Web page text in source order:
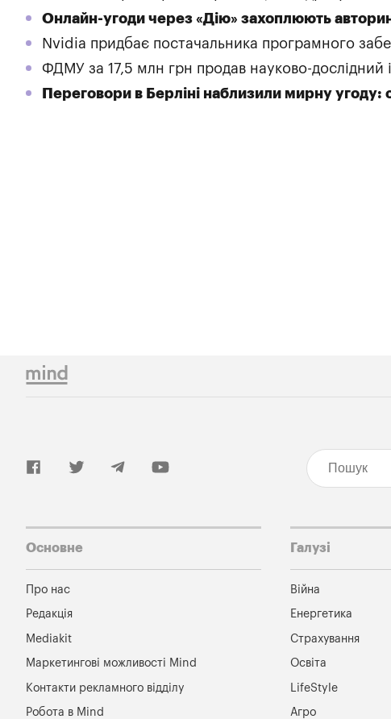
Онлайн-угоди через «Дію» захоплюють
Nvidia придбає постачальника програмного
ФДМУ за 17,5 млн грн продав науково-дослідний
Переговори в Берліні наблизили мирну угоду:
Основне
Про нас
Редакція
Mediakit
Маркетингові можливості Mind
Контакти рекламного відділу
Робота в Mind
Галузі
Війна
Енергетика
Страхування
Освіта
LifeStyle
Агро